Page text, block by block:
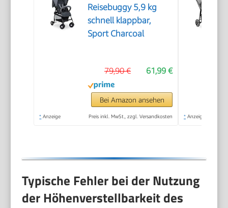
Reisebuggy 5,9 kg
schnell klappbar,
Sport Charcoal
61,99 €
79,90 €
Bei Amazon ansehen
* Anzeige Preis inkl. MwSt., zzgl. Versandkosten * Anzeige
Typische Fehler bei der Nutzung
der Höhenverstellbarkeit des